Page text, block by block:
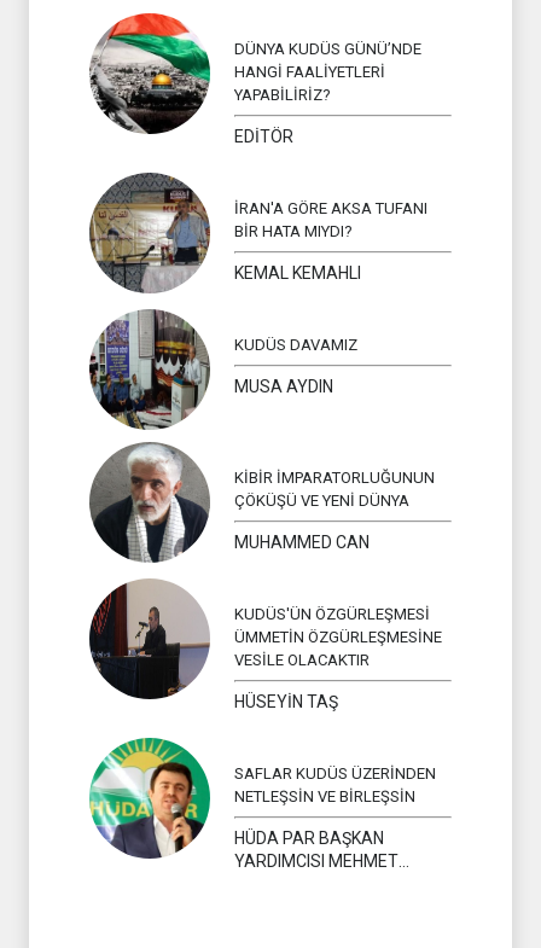
DÜNYA KUDÜS GÜNÜ’NDE
HANGİ FAALİYETLERİ
YAPABİLİRİZ?
EDİTÖR
İRAN'A GÖRE AKSA TUFANI
BİR HATA MIYDI?
KEMAL KEMAHLI
KUDÜS DAVAMIZ
MUSA AYDIN
KİBİR İMPARATORLUĞUNUN
ÇÖKÜŞÜ VE YENİ DÜNYA
MUHAMMED CAN
KUDÜS'ÜN ÖZGÜRLEŞMESİ
ÜMMETİN ÖZGÜRLEŞMESİNE
VESİLE OLACAKTIR
HÜSEYİN TAŞ
SAFLAR KUDÜS ÜZERİNDEN
NETLEŞSİN VE BİRLEŞSİN
HÜDA PAR BAŞKAN
YARDIMCISI MEHMET